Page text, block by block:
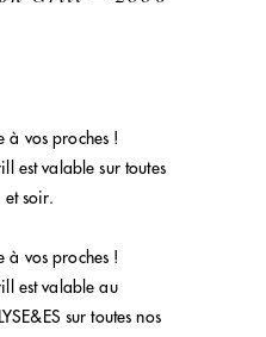
à vos proches !
est valable sur toutes
et soir.
à vos proches !
est valable au
sur toutes nos